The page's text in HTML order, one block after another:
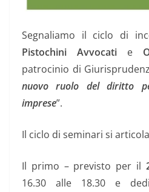
Segnaliamo il ciclo di
Pistochini Avvocati e
patrocinio di
nuovo ruolo del diritto
imprese”.
Il ciclo di seminari si
Il primo – previsto per il
16.30 alle 18.30 e